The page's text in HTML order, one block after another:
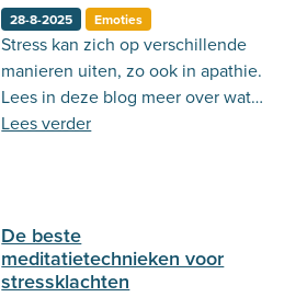
28-8-2025 Emoties
Stress kan zich op verschillende
manieren uiten, zo ook in apathie.
Lees in deze blog meer over wat
apathie is en wat de link is met
Lees verder
De beste
meditatietechnieken voor
stressklachten